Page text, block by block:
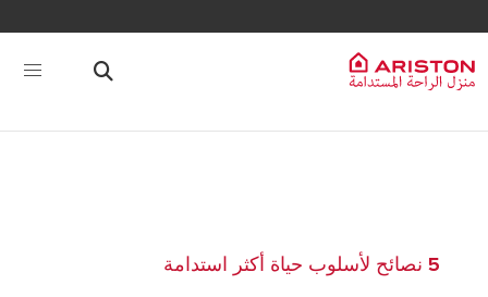
5 نصائح لأسلوب حياة أكثر استدامة